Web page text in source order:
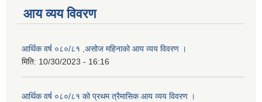
आय व्यय विवरण
आर्थिक वर्ष ०८०/८१ ,असोज महिनाको आय व्यय विवरण ।
मिति: 10/30/2023 - 16:16
आर्थिक वर्ष ०८०/८१ को प्रथम त्रैमासिक आय व्यय विवरण ।